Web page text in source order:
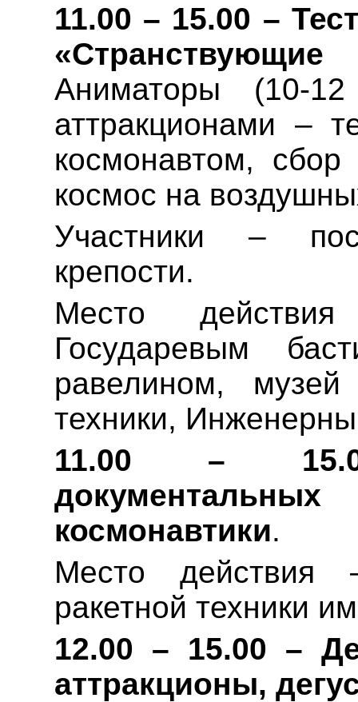
11.00 – 15.00 –
Аниматоры (10-
аттракционами –
космонавтом,
космос на
Участники –
крепости.
Место действия
Государевым
равелином, музей
техники,
11.00 –
космонавтики.
Место действия
ракетной техники
12.00 – 15.00 –
аттракционы,